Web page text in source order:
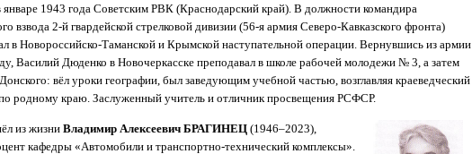
январе 1943 года Советским РВК (Краснодарский край). В должности командира
взвода 2-й гвардейской стрелковой дивизии (56-я армия Северо-Кавказского фронта)
в Новороссийско-Таманской и Крымской наступательной операции. Вернувшись из армии
Василий Дюденко в Новочеркасске преподавал в школе рабочей молодежи № 3, а затем
вёл уроки географии, был заведующим учебной частью, возглавляя краеведческий
родному краю. Заслуженный учитель и отличник просвещения РСФСР.
из жизниВладимир Алексеевич БРАГИНЕЦ (1946–2023),
кафедры «Автомобили и транспортно-технический комплексы».